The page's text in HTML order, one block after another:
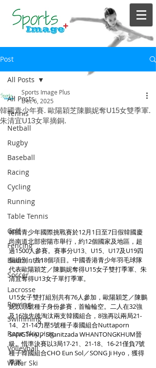
Post
All Posts
Tennis
Netball
Rugby
Baseball
Racing
Cycling
Running
Table Tennis
Golf
Fencing
Badminton
Soccer
Lacrosse
Rowing
Swimming
Rope Skipping
Volleyball
Water Ski
All Posts
韓國青少年賽. 歐陽穎芝陳鵬妮奪U15女雙季軍.
朱清宜U13女單摘銅.
Sports Image Plus
Dec 6, 2025
韓國青少年國際挑戰賽於12月1日至7日假韓國慶
尚南道北部密陽市舉行，約12個國家及地區，超
過1500人參賽。賽事分U13、U15、U17及U19四
個組別，共18個項目。中國香港青少年羽毛球隊
代表歐陽穎芝／陳鵬妮奪得U15女子雙打季軍、朱
清宜奪得U13女子單打季軍。
U15女子雙打組別共有76人參加，歐陽穎芝／陳鵬
妮以頭號種子身份參賽，首輪輪空。二人在32強
及16強先後淘汰兩支韓國組合，8強再以兩局21-
14、21-14力壓5號種子泰國組合Nuttaporn
SANGTHAI／Shanitzada WHANTONGKHUM晉
級。惜準決賽以3局17-21、21-18、16-21僅負7號
種子韓國組合CHO Eun Sol／SONG Ji Hyo，獲得
季軍。